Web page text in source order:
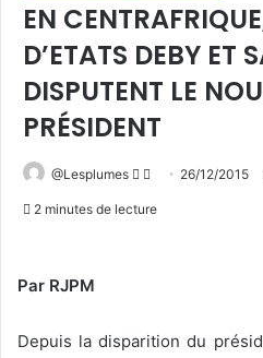
EN
D’ETATS DEBY ET
DISPUTENT LE
PRÉSIDENT
@Lesplumes
Follow
Envoyer26/12/2015
2 minutes de lecture
Par RJPM
Depuis la disparition du